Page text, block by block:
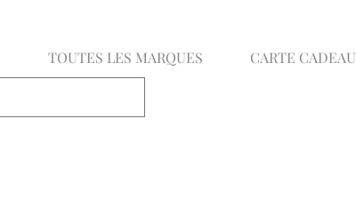
TOUTES LES MARQUES CARTE CADEAU